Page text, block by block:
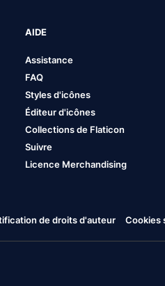
AIDE
Assistance
FAQ
Styles d'icônes
Éditeur d'icônes
Collections de Flaticon
Suivre
Licence Merchandising
de droits d'auteur Cookies